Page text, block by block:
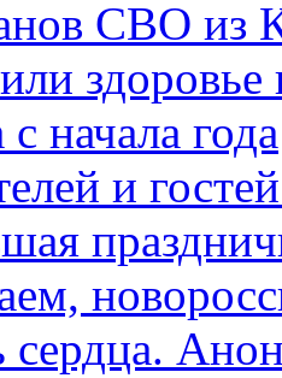
СВО из
начала года
и